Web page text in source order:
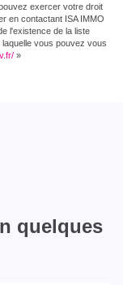
exercer votre droit
en contactant ISA IMMO
l'existence de la liste
vous pouvez vous
»
quelques